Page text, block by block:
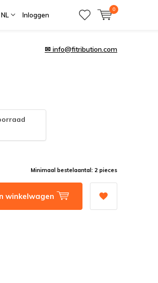
NL Inloggen
0
✉ info@fitribution.com
Minimaal bestelaantal: 2 pieces
winkelwagen